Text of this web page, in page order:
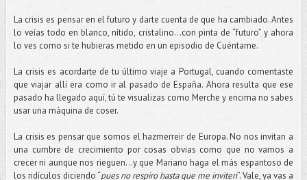
La crisis es pensar en el futuro y darte cuenta de que ha cambiado. Antes
lo veías todo en blanco, nítido, cristalino...con pinta de “futuro” y ahora
lo ves como si te hubieras metido en un episodio de Cuéntame.
La crisis es acordarte de tu último viaje a Portugal, cuando comentaste
que viajar allí era como ir al pasado de España. Ahora resulta que ese
pasado ha llegado aquí, tú te visualizas como Merche y encima no sabes
usar una máquina de coser.
La crisis es pensar que somos el hazmerreir de Europa. No nos invitan a
una cumbre de crecimiento por cosas obvias como que no vamos a
crecer ni aunque nos rieguen…y que Mariano haga el más espantoso de
los ridículos diciendo “pues no respiro hasta que me inviten”. Vale, ya vas a